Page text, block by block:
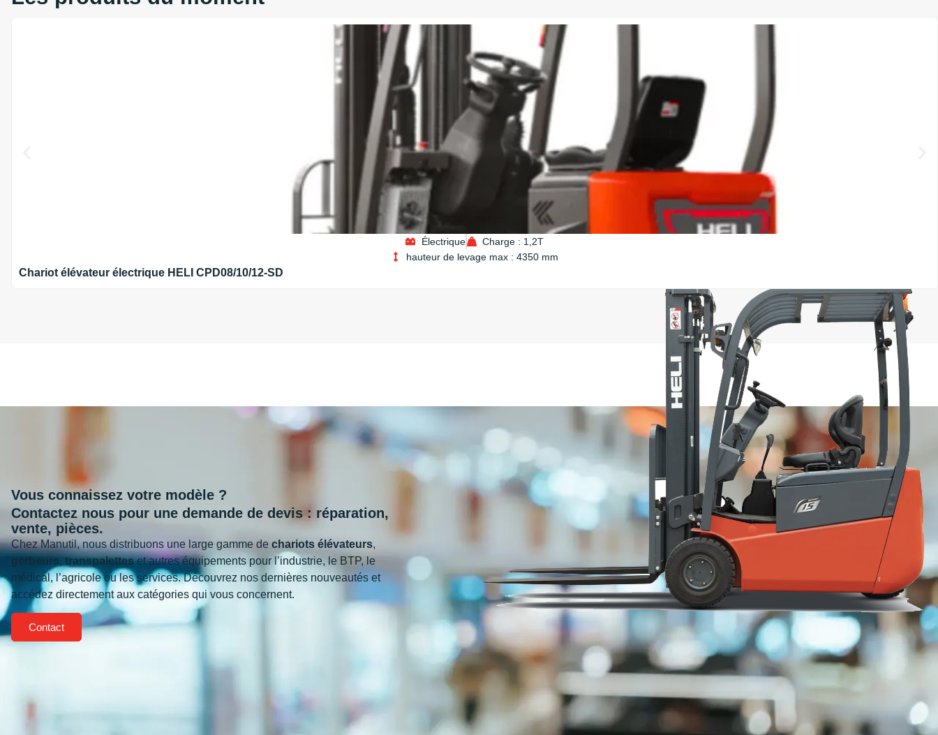
Électrique
Charge : 1,2T
hauteur de levage max : 4350 mm
Chariot élévateur électrique HELI CPD08/10/12-SD
Vous connaissez votre modèle ?
Contactez nous pour une demande de devis : réparation,
vente, pièces.
Chez Manutil, nous distribuons une large gamme de chariots élévateurs,
gerbeurs, transpaletteset autres équipements pour l’industrie, le BTP, le
médical, l’agricole ou les services. Découvrez nos dernières nouveautés et
accédez directement aux catégories qui vous concernent.
Contact